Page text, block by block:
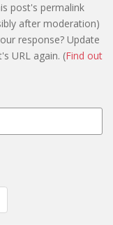
post's permalink
after moderation)
response? Update
URL again. (Find out